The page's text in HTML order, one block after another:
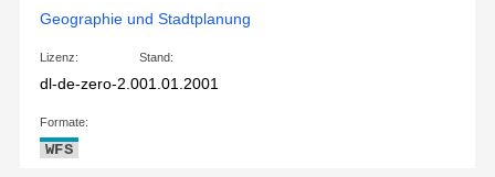
Geographie und Stadtplanung
Lizenz:
dl-de-zero-2.0
Stand:
01.01.2001
Formate:
WFS